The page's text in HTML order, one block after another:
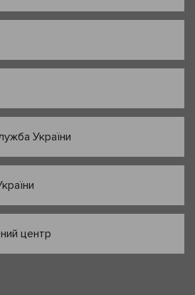
України
центр